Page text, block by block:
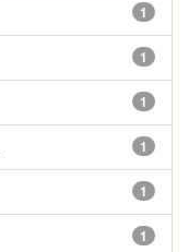
1
1
1
1
1
1